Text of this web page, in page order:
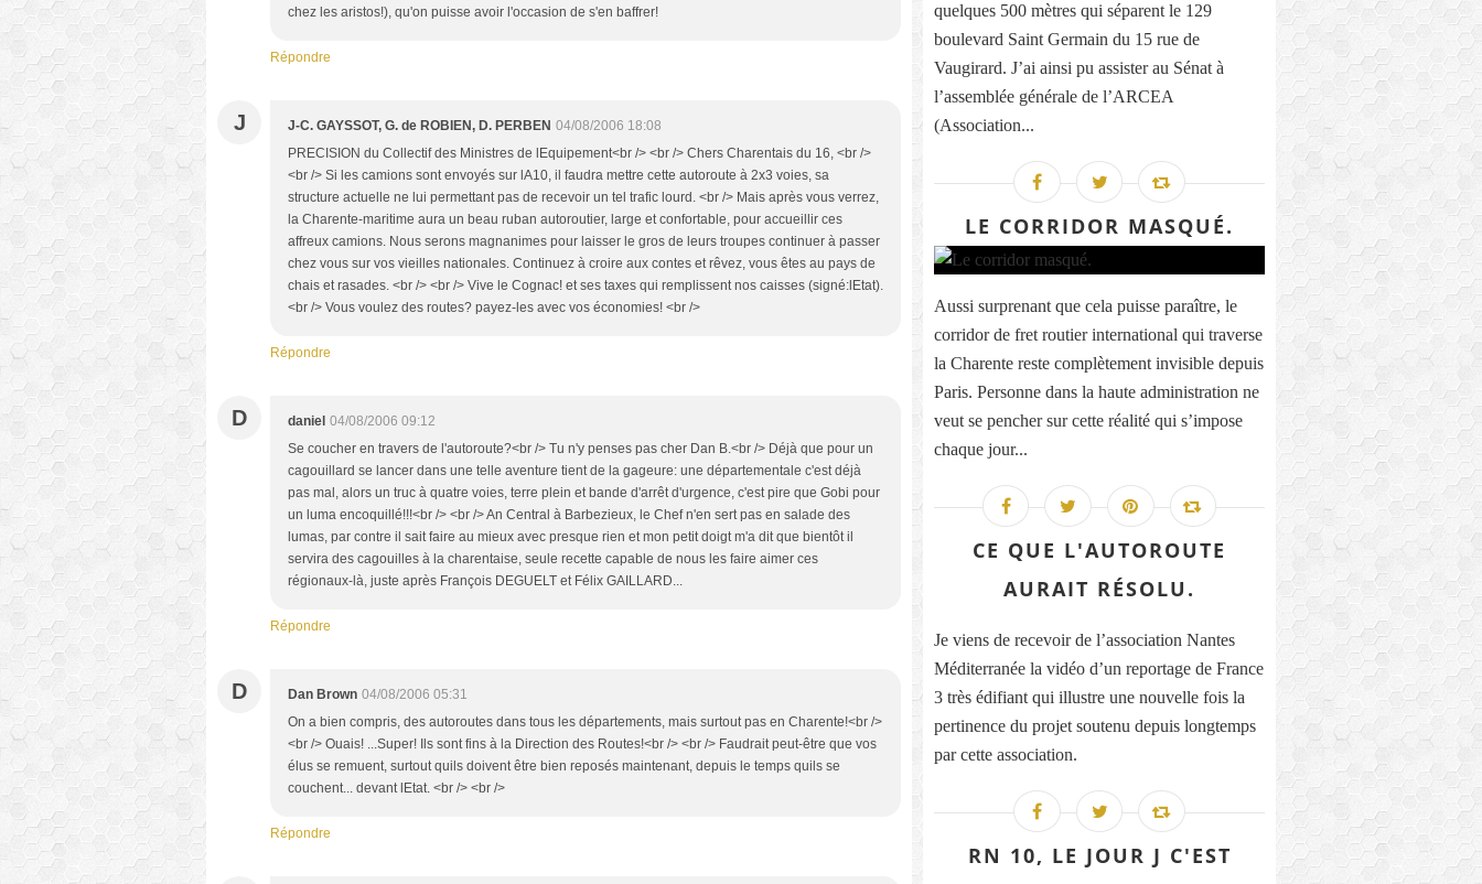
chez les aristos!), qu'on puisse avoir l'occasion de s'en baffrer!
Répondre
J J-C. GAYSSOT, G. de ROBIEN, D. PERBEN 04/08/2006 18:08
PRECISION du Collectif des Ministres de lEquipement<br /> <br /> Chers Charentais du 16, <br />
<br /> Si les camions sont envoyés sur lA10, il faudra mettre cette autoroute à 2x3 voies, sa
structure actuelle ne lui permettant pas de recevoir un tel trafic lourd. <br /> Mais après vous verrez,
la Charente-maritime aura un beau ruban autoroutier, large et confortable, pour accueillir ces
affreux camions. Nous serons magnanimes pour laisser le gros de leurs troupes continuer à passer
chez vous sur vos vieilles nationales. Continuez à croire aux contes et rêvez, vous êtes au pays de
chais et rasades. <br /> <br /> Vive le Cognac! et ses taxes qui remplissent nos caisses (signé:lEtat).
<br /> Vous voulez des routes? payez-les avec vos économies! <br />
Répondre
D daniel 04/08/2006 09:12
Se coucher en travers de l'autoroute?<br /> Tu n'y penses pas cher Dan B.<br /> Déjà que pour un
cagouillard se lancer dans une telle aventure tient de la gageure: une départementale c'est déjà
pas mal, alors un truc à quatre voies, terre plein et bande d'arrêt d'urgence, c'est pire que Gobi pour
un luma encoquillé!!!<br /> <br /> An Central à Barbezieux, le Chef n'en sert pas en salade des
lumas, par contre il sait faire au mieux avec presque rien et mon petit doigt m'a dit que bientôt il
servira des cagouilles à la charentaise, seule recette capable de nous les faire aimer ces
régionaux-là, juste après François DEGUELT et Félix GAILLARD...
Répondre
D Dan Brown 04/08/2006 05:31
On a bien compris, des autoroutes dans tous les départements, mais surtout pas en Charente!<br />
<br /> Ouais! ...Super! Ils sont fins à la Direction des Routes!<br /> <br /> Faudrait peut-être que vos
élus se remuent, surtout quils doivent être bien reposés maintenant, depuis le temps quils se
couchent... devant lEtat. <br /> <br />
Répondre
quelques 500 mètres qui séparent le 129
boulevard Saint Germain du 15 rue de
Vaugirard. J’ai ainsi pu assister au Sénat à
l’assemblée générale de l’ARCEA
(Association...
LE CORRIDOR MASQUÉ.
Aussi surprenant que cela puisse paraître, le
corridor de fret routier international qui traverse
la Charente reste complètement invisible depuis
Paris. Personne dans la haute administration ne
veut se pencher sur cette réalité qui s’impose
chaque jour...
CE QUE L'AUTOROUTE
AURAIT RÉSOLU.
Je viens de recevoir de l’association Nantes
Méditerranée la vidéo d’un reportage de France
3 très édifiant qui illustre une nouvelle fois la
pertinence du projet soutenu depuis longtemps
par cette association.
RN 10, LE JOUR J C'EST